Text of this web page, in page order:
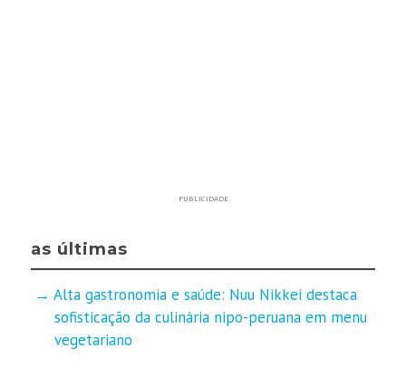
PUBLICIDADE
as últimas
Alta gastronomia e saúde: Nuu Nikkei destaca
sofisticação da culinária nipo-peruana em menu
vegetariano